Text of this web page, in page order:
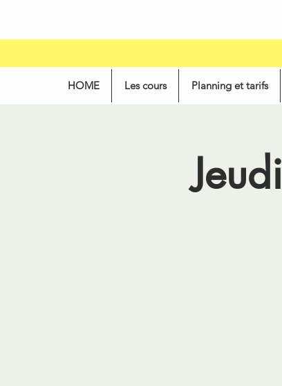
HOME Les cours Planning et tarifs